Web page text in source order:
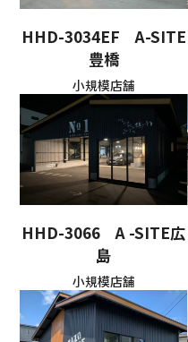
HHD-3034EF A-SITE
豊橋
小規模店舗
HHD-3066 A -SITE広
島
小規模店舗